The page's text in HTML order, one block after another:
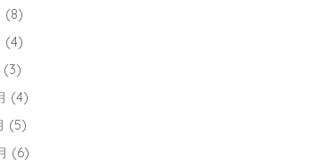
(8)
(4)
(3)
(4)
(5)
(6)